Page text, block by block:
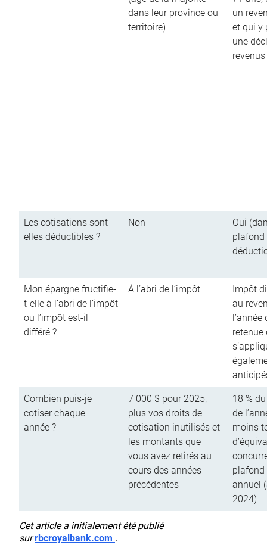
dans leur province ou
territoire)
un
et qui y
une
revenus
Les cotisations sont-
elles déductibles ?
Non
Oui
plafond
Mon épargne fructifie-
t-elle à l’abri de l’impôt
ou l’impôt est-il
différé ?
À l’abri de l’impôt
Impôt
au
retenue
Combien puis-je
cotiser chaque
année ?
7 000 $ pour 2025,
plus vos droits de
cotisation inutilisés et
les montants que
vous avez retirés au
cours des années
précédentes
18 %
de
moins
annuel
2024)
Cet article a initialement été publié
surrbcroyalbank.com .